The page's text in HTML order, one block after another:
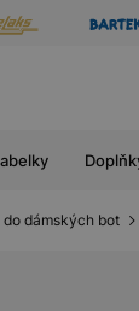
dámských bot